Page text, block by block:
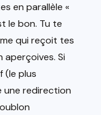
en parallèle «
le bon. Tu te
qui reçoit tes
aperçoives. Si
(le plus
une redirection